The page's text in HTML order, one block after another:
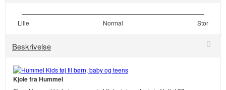
Lille Normal Stor
Beskrivelse
Kjole fra Hummel